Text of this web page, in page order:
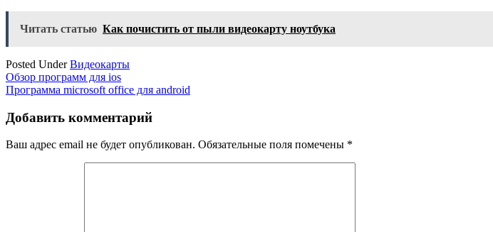
Читать статью Как почистить от пыли видеокарту ноутбука
Posted UnderВидеокарты
Навигация
по
записям
Обзор программ для ios
Программа microsoft office для android
Добавить комментарий
Ваш адрес email не будет опубликован. Обязательные поля помечены *